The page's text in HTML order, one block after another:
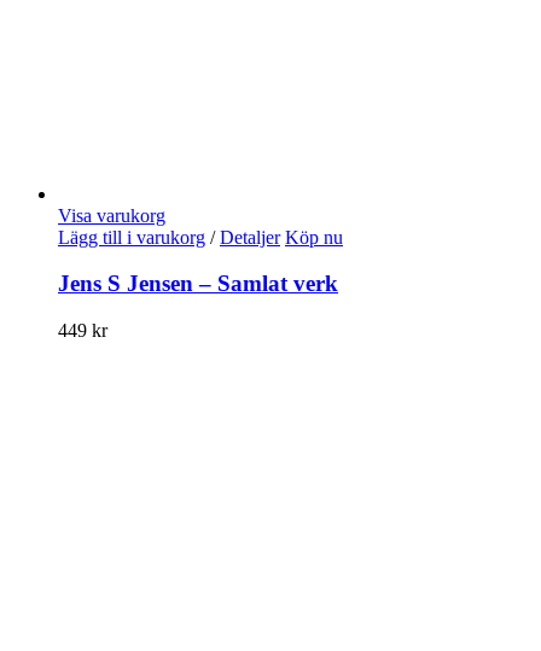
Visa varukorg
Lägg till i varukorg / Detaljer Köp nu
Jens S Jensen – Samlat verk
449 kr